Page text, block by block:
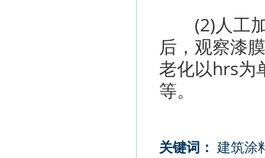
(2)人工加
后，观察漆
老化以hrs为
等。
关键词：
建筑涂